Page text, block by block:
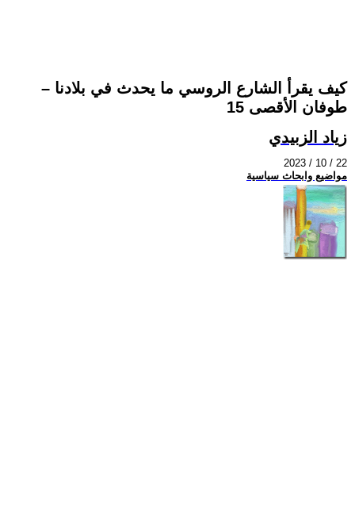
كيف يقرأ الشارع الروسي ما يحدث في بلادنا –
طوفان الأقصى 15
زياد الزبيدي
2023 / 10 / 22
مواضيع وابحاث سياسية